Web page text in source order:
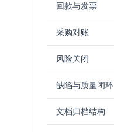
回款与发票
采购对账
风险关闭
缺陷与质量闭环
文档归档结构